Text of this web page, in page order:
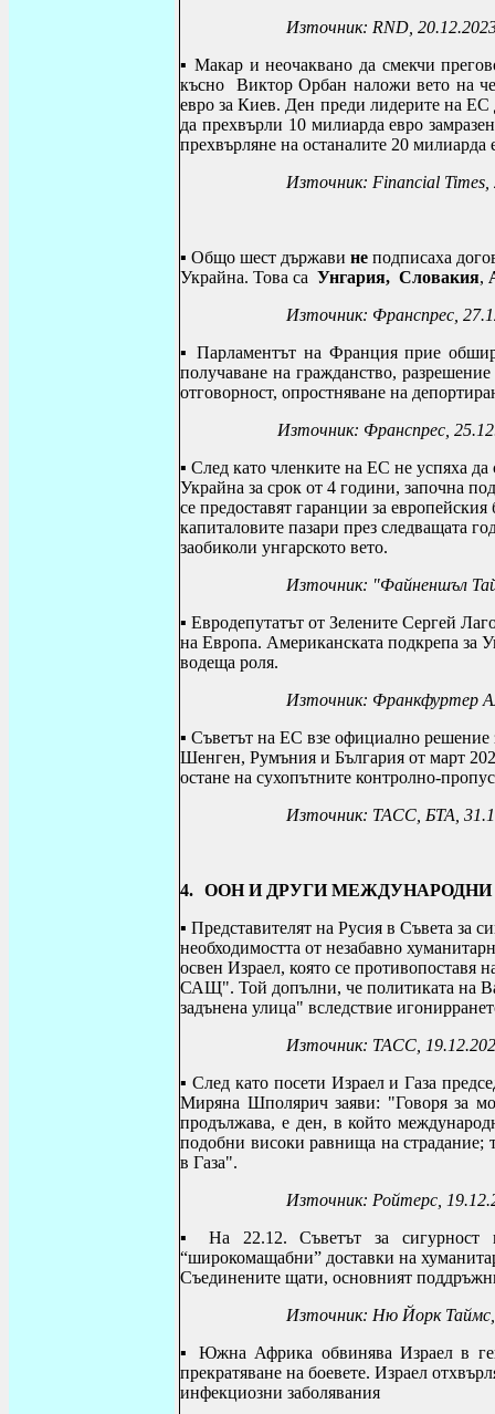
Източник: RND ,
▪ Макар и неочаквано да смекчи
късно Виктор Орбан наложи вето на
евро за Киев. Ден преди лидерите на ЕС
да прехвърли 10 милиарда евро
прехвърляне на останалите 20 милиарда
Източник: Financial Times
▪ Общо шест държави не подписаха
Украйна. Това са Унгария, Словакия,
Източник: Франспрес,
▪Парламентът на Франция прие
получаване на гражданство,
отговорност, опростняване на
Източник: Франспрес,
▪ След като членките на ЕС не успяха да
Украйна за срок от 4 години, започна
се предоставят гаранции за
капиталовите пазари през следващата
заобиколи унгарското вето.
Източник: "Файненшъл
▪ Евродепутатът от Зелените Сергей
на Европа. Американската подкрепа за
водеща роля.
Източник: Франкфуртер
▪ Съветът на ЕС взе официално решение
Шенген, Румъния и България от март
остане на сухопътните контролно-
Източник: ТАСС, БТА,
4. ООН И ДРУГИ МЕЖДУНАРОДНИ
▪ Представителят на Русия в Съвета за
необходимостта от незабавно
освен Израел, която се противопоставя
САЩ". Той допълни, че политиката на
задънена улица" вследствие
Източник: ТАСС,
▪След като посети Израел и Газа
Миряна Шполярич заяви: "Говоря за
продължава, е ден, в който
подобни високи равнища на страдание;
в Газа".
Източник: Ройтерс,
▪ На 22.12. Съветът за
“широкомащабни” доставки на
Съединените щати, основният
Източник: Ню Йорк Таймс,
▪ Южна Африка обвинява Израел в
прекратяване на боевете. Израел
инфекциозни заболявания